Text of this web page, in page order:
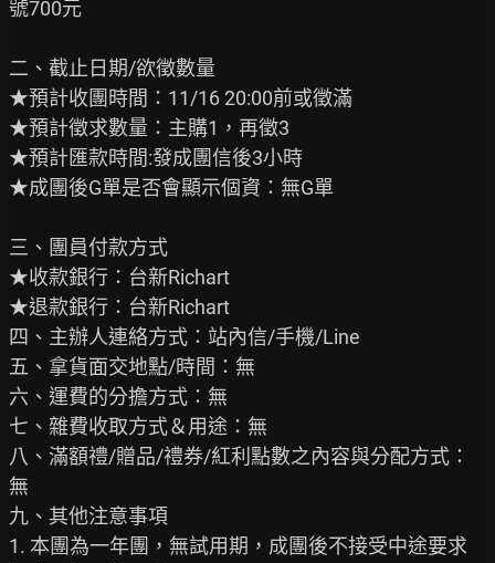
號700元
二、截止日期/欲徵數量
★預計收團時間：11/16 20:00前或徵滿
★預計徵求數量：主購1，再徵3
★預計匯款時間:發成團信後3小時
★成團後G單是否會顯示個資：無G單
三、團員付款方式
★收款銀行：台新Richart
★退款銀行：台新Richart
四、主辦人連絡方式：站內信/手機/Line
五、拿貨面交地點/時間：無
六、運費的分擔方式：無
七、雜費收取方式＆用途：無
八、滿額禮/贈品/禮券/紅利點數之內容與分配方式：
無
九、其他注意事項
1. 本團為一年團，無試用期，成團後不接受中途要求